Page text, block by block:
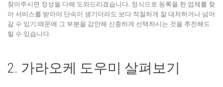
찾아주시면 정성을 다해 도와드리겠습니다. 정식으로 등록을 한 업체를 찾
아 서비스를 받아야 단속이 생기더라도 보다 적절하게 잘 대처하거나 넘어
갈 수 있기 때문에 그 부분을 감안해 신중하게 선택하시는 것을 추천해드
릴 수 있습니다.
2. 가라오케 도우미 살펴보기